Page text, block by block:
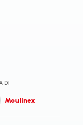
DI
Moulinex